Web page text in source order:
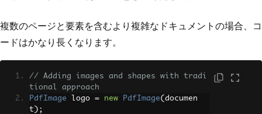
複数のページと要素を含むより複雑なドキュメントの場合、コ
ードはかなり長くなります。
// Adding images and shapes with tradi
tional approach
PdfImage logo = new PdfImage( documen
t );